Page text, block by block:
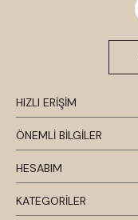
HIZLI ERİŞİM
ÖNEMLİ BİLGİLER
HESABIM
KATEGORİLER